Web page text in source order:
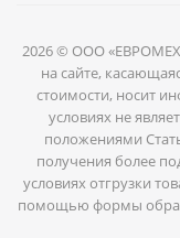
2026 © ООО
на сайте,
стоимости, носит
условиях не
положениями
получения более
условиях отгрузки
помощью формы